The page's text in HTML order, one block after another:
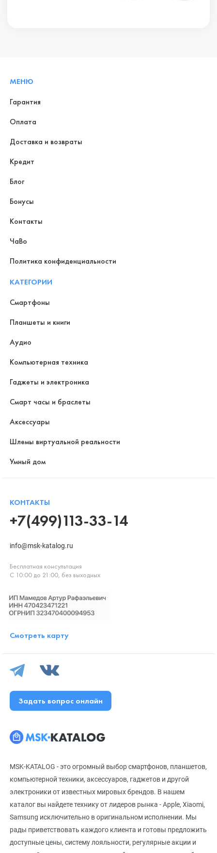
MSK-KATALOG - это огромный выбор смартфонов, планшетов,
компьютерной техники, аксессуаров, гаджетов и другой
электроники от известных мировых брендов. В нашем
каталог вы найдете технику от лидеров рынка - Apple, Xiaomi,
Samsung исключительно в оригинальном исполнении. Мы
рады приветствовать каждого клиента и готовы предложить
доступные цены, систему лояльности, регулярные акции и
МЕНЮ
Гарантия
Оплата
Доставка и возвраты
Кредит
Блог
Бонусы
Контакты
ЧаВо
Политика конфиденциальности
КАТЕГОРИИ
Смартфоны
Планшеты и книги
Аудио
Компьютерная техника
Гаджеты и электроника
Смарт часы и браслеты
Аксессуары
Шлемы виртуальной реальности
Умный дом
КОНТАКТЫ
+7(499)113-33-14
info@msk-katalog.ru
Бесплатная консультация
С 10:00 до 21:00, без выходных
Смотреть карту
Задать вопрос онлайн